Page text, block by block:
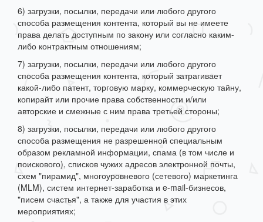
6) загрузки, посылки, передачи или любого другого
способа размещения контента, который вы не имеете
права делать доступным по закону или согласно каким-
либо контрактным отношениям;
7) загрузки, посылки, передачи или любого другого
способа размещения контента, который затрагивает
какой-либо патент, торговую марку, коммерческую тайну,
копирайт или прочие права собственности и/или
авторские и смежные с ним права третьей стороны;
8) загрузки, посылки, передачи или любого другого
способа размещения не разрешенной специальным
образом рекламной информации, спама (в том числе и
поискового), списков чужих адресов электронной почты,
схем "пирамид", многоуровневого (сетевого) маркетинга
(MLM), систем интернет-заработка и e-mail-бизнесов,
"писем счастья", а также для участия в этих
мероприятиях;